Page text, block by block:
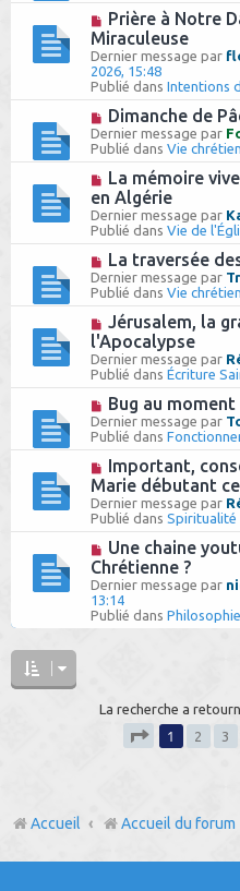
s
a
g
e
e
a
u
m
e
s
s
a
g
e
N
o
u
v
e
a
u
m
e
s
s
a
g
e
Prière à Notre
Miraculeuse
Dernier message par
2026, 15:48
Publié dans Intentions
N
o
u
v
e
a
u
m
e
s
s
a
g
e
Dimanche de
Dernier message par
Publié dans Vie
N
u
v
e
a
u
m
e
s
a
g
e
La mémoire
en Algérie
Dernier message par
Publié dans Vie de
N
o
u
v
a
u
m
e
s
s
a
g
e
La traversée
Dernier message par
Publié dans Vie
o
u
v
e
a
u
m
e
s
s
a
g
e
Jérusalem, la
l'Apocalypse
Dernier message par
Publié dans Écriture
N
o
u
v
e
a
u
m
e
s
s
a
g
e
Bug au
Dernier message par
Publié dans
N
o
u
v
e
a
u
m
e
s
s
Important,
Marie débutant
Dernier message par
Publié dans Spiritualité
N
o
u
v
e
a
a
Une chaine
Chrétienne ?
Dernier message par
13:14
Publié dans Philosophie
La recherche a
1 2 3
Accueil Accueil du forum